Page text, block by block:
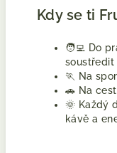
Kdy se ti
🧑‍💻 Do
soustředit
🏃 Na
🚗 Na
🌞 Každý
kávě a